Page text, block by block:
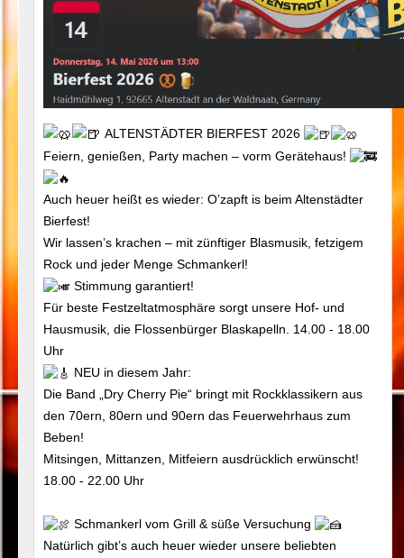
ALTENSTÄDTER BIERFEST 2026
Feiern, genießen, Party machen – vorm Gerätehaus!
Auch heuer heißt es wieder: O’zapft is beim Altenstädter
Bierfest!
Wir lassen’s krachen – mit zünftiger Blasmusik, fetzigem
Rock und jeder Menge Schmankerl!
Stimmung garantiert!
Für beste Festzeltatmosphäre sorgt unsere Hof- und
Hausmusik, die Flossenbürger Blaskapelln. 14.00 - 18.00
Uhr
NEU in diesem Jahr:
Die Band „Dry Cherry Pie“ bringt mit Rockklassikern aus
den 70ern, 80ern und 90ern das Feuerwehrhaus zum
Beben!
Mitsingen, Mittanzen, Mitfeiern ausdrücklich erwünscht!
18.00 - 22.00 Uhr
Schmankerl vom Grill & süße Versuchung
Natürlich gibt’s auch heuer wieder unsere beliebten